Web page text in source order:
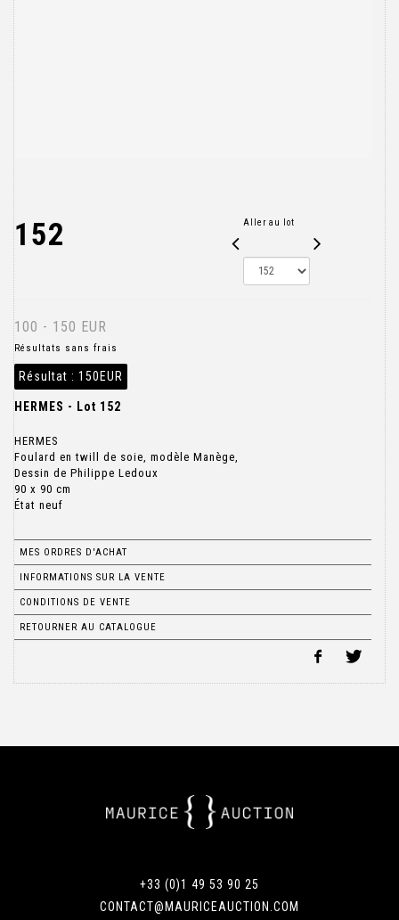
152 Aller au lot
100 - 150 EUR
Résultats sans frais
Résultat : 150EUR
HERMES - Lot 152
HERMES
Foulard en twill de soie, modèle Manège,
Dessin de Philippe Ledoux
90 x 90 cm
État neuf
MES ORDRES D'ACHAT
INFORMATIONS SUR LA VENTE
CONDITIONS DE VENTE
RETOURNER AU CATALOGUE
+33 (0)1 49 53 90 25
CONTACT@MAURICEAUCTION.COM